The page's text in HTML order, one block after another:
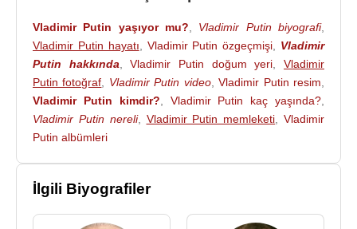
Vladimir Putin yaşıyor mu?, Vladimir Putin biyografi,
Vladimir Putin hayatı, Vladimir Putin özgeçmişi, Vladimir
Putin hakkında,Vladimir Putin doğum yeri,Vladimir
Putin fotoğraf, Vladimir Putin video,Vladimir Putin resim,
Vladimir Putin kimdir?, Vladimir Putin kaç yaşında?,
Vladimir Putin nereli, Vladimir Putin memleketi,Vladimir
Putin albümleri
İlgili Biyografiler